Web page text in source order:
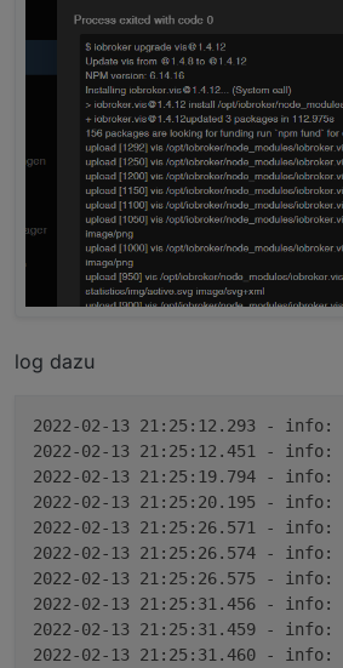
log dazu
2022-02-13 21:25:12.293 - info:
2022-02-13 21:25:12.451 - info:
2022-02-13 21:25:19.794 - info:
2022-02-13 21:25:20.195 - info:
2022-02-13 21:25:26.571 - info:
2022-02-13 21:25:26.574 - info:
2022-02-13 21:25:26.575 - info:
2022-02-13 21:25:31.456 - info:
2022-02-13 21:25:31.459 - info:
2022-02-13 21:25:31.460 - info: